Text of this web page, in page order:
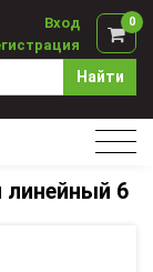
Найти
Вход
0
6